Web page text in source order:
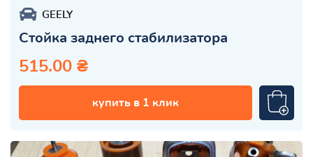
GEELY
Стойка заднего стабилизатора
515.00 ₴
купить в 1 клик